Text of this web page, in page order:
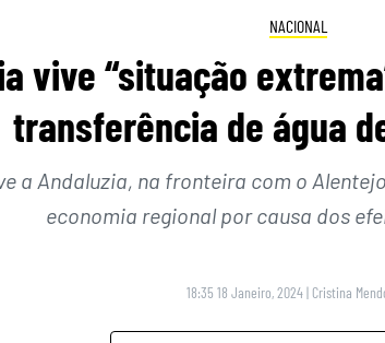
NACIONAL
vive “situação
transferência de água
a Andaluzia, na fronteira com o
economia regional por causa dos
18:35 18 Janeiro, 2024| Cristina